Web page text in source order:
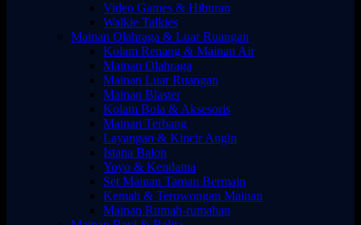
Video Games & Hiburan
Walkie Talkies
Mainan Olahraga & Luar Ruangan
Kolam Renang & Mainan Air
Mainan Olahraga
Mainan Luar Ruangan
Mainan Blaster
Kolam Bola & Aksesoris
Mainan Terbang
Layangan & Kincir Angin
Istana Balon
Yoyo & Kendama
Set Mainan Taman Bermain
Kemah & Terowongan Mainan
Mainan Rumah-rumahan